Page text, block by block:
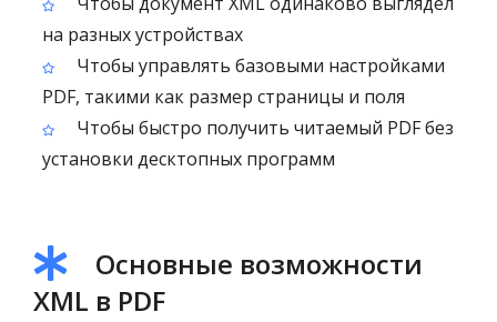
на разных устройствах
Чтобы управлять базовыми настройками
PDF, такими как размер страницы и поля
Чтобы быстро получить читаемый PDF без
установки десктопных программ
Основные возможности
XML в PDF